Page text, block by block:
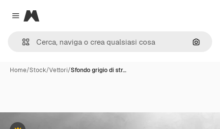
Close menu
Magnific
Cerca
Home/Stock/Vettori/Sfondo grigio di str…